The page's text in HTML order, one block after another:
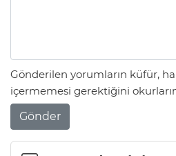
Gönderilen yorumların küfür,
içermemesi gerektiğini
Gönder